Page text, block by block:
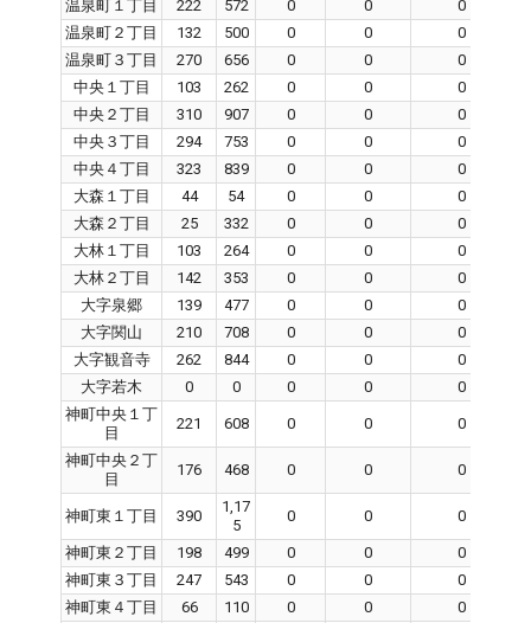
温泉町１丁目
222 572 0 0
0
温泉町２丁目
132 500 0 0
0
温泉町３丁目
270 656 0 0
0
中央１丁目
103 262 0 0
0
中央２丁目
310 907 0 0
0
中央３丁目
294 753 0 0
0
中央４丁目
323 839 0 0
0
大森１丁目
44 54 0 0
0
大森２丁目
25 332 0 0
0
大林１丁目
103 264 0 0
0
大林２丁目
142 353 0 0
0
大字泉郷
139 477 0 0
0
大字関山
210 708 0 0
0
大字観音寺
262 844 0 0
0
大字若木
0 0 0 0
0
神町中央１丁
目
221 608 0 0 0
神町中央２丁
目
176 468 0 0 0
神町東１丁目 390
1,17
5
0 0 0
神町東２丁目 198 499 0 0
0
神町東３丁目
247 543 0 0
0
神町東４丁目
66 110 0 0
0